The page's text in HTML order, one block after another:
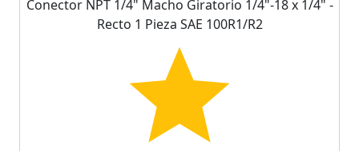
Conector NPT 1/4" Macho Giratorio 1/4"-18 x 1/4" -
Recto 1 Pieza SAE 100R1/R2